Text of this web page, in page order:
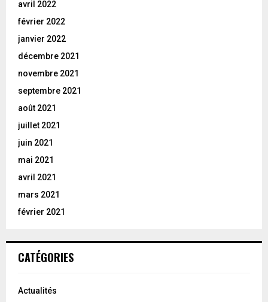
avril 2022
février 2022
janvier 2022
décembre 2021
novembre 2021
septembre 2021
août 2021
juillet 2021
juin 2021
mai 2021
avril 2021
mars 2021
février 2021
CATÉGORIES
Actualités